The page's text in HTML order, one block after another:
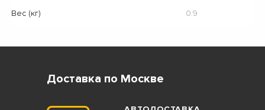
Вес (кг)
0.9
Доставка по Москве